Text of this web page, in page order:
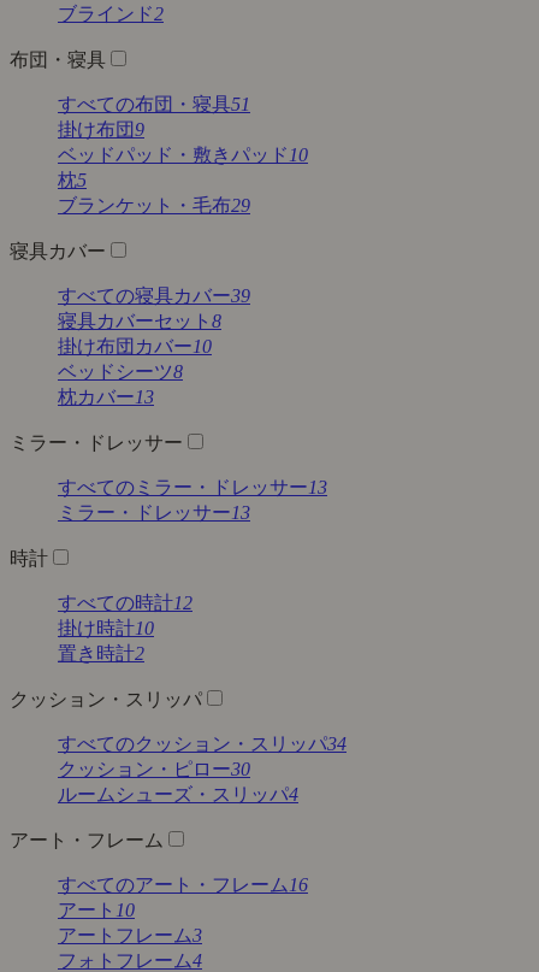
ブラインド2
布団・寝具
すべての布団・寝具51
掛け布団9
ベッドパッド・敷きパッド 10
枕5
ブランケット・毛布29
寝具カバー
すべての寝具カバー39
寝具カバーセット 8
掛け布団カバー10
ベッドシーツ8
枕カバー13
ミラー・ドレッサー
すべてのミラー・ドレッサー13
ミラー・ドレッサー13
時計
すべての時計12
掛け時計10
置き時計2
クッション・スリッパ
すべてのクッション・スリッパ34
クッション・ピロー30
ルームシューズ・スリッパ4
アート・フレーム
すべてのアート・フレーム 16
アート 10
アートフレーム3
フォトフレーム4